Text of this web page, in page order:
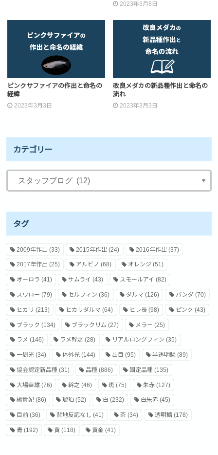
2023年3月8日
ピンクサファイアの作出と命名の
経緯
2023年3月3日
改良メダカの新品種作出と命名の
流れ
2023年3月3日
カテゴリー
タグ
2009年作出 (33) 2015年作出 (24) 2016年作出 (37)
2017年作出 (25) アルビノ (68) オレンジ (51)
オーロラ (41) サムライ (43) スモールアイ (82)
スワロー (79) セルフィン (36) ダルマ (126) パンダ(70)
ヒカリ (213) ヒカリダルマ (64) ヒレ長 (98) ピンク (43)
ブラック (134) ブラックリム (27) メラー (25)
ラメ (146) ラメ幹之 (28) リアルロングフィン (35)
一周光(34) 体外光 (144) 出目 (95) 半透明鱗(89)
協会認定新品種 (31) 品種 (886) 固定品種 (135)
大場幸雄(76) 幹之 (46) 斑 (75) 朱赤(127)
楊貴妃(86) 琥珀 (52) 白 (232) 白朱赤(45)
目前(36) 背地反応なし (41) 茶 (34) 透明鱗(178)
青(192) 黄 (118) 黄金 (41)